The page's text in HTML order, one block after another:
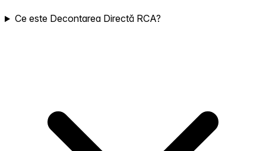
Ce este Decontarea Directă RCA?